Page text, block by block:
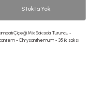
Stokta Yok